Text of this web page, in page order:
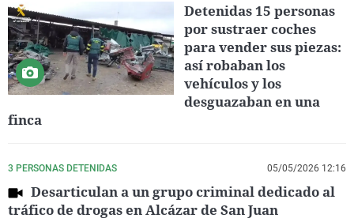
Detenidas 15 personas
por sustraer coches
para vender sus piezas:
así robaban los
vehículos y los
desguazaban en una
finca
3 PERSONAS DETENIDAS 05/05/2026 12:16
Desarticulan a un grupo criminal dedicado al
tráfico de drogas en Alcázar de San Juan